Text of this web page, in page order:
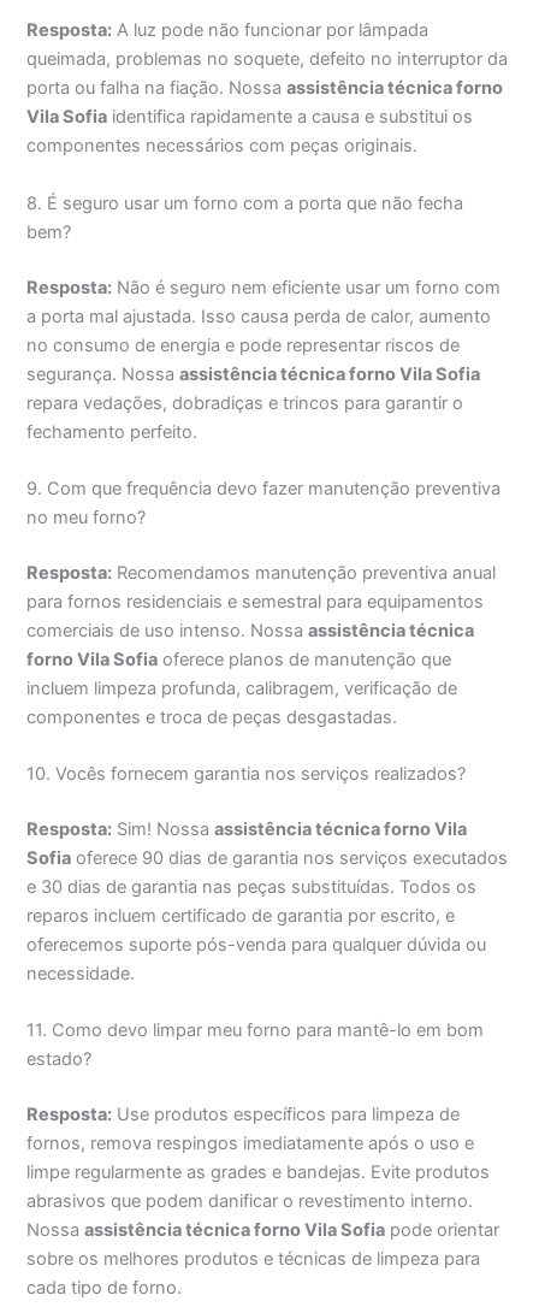
Resposta: A luz pode não funcionar por lâmpada
queimada, problemas no soquete, defeito no interruptor da
porta ou falha na fiação. Nossaassistência técnica forno
Vila Sofia identifica rapidamente a causa e substitui os
componentes necessários com peças originais.
8. É seguro usar um forno com a porta que não fecha
bem?
Resposta: Não é seguro nem eficiente usar um forno com
a porta mal ajustada. Isso causa perda de calor, aumento
no consumo de energia e pode representar riscos de
segurança. Nossaassistência técnica forno Vila Sofia
repara vedações, dobradiças e trincos para garantir o
fechamento perfeito.
9. Com que frequência devo fazer manutenção preventiva
no meu forno?
Resposta: Recomendamos manutenção preventiva anual
para fornos residenciais e semestral para equipamentos
comerciais de uso intenso. Nossaassistência técnica
forno Vila Sofia oferece planos de manutenção que
incluem limpeza profunda, calibragem, verificação de
componentes e troca de peças desgastadas.
10. Vocês fornecem garantia nos serviços realizados?
Resposta: Sim! Nossaassistência técnica forno Vila
Sofia oferece 90 dias de garantia nos serviços executados
e 30 dias de garantia nas peças substituídas. Todos os
reparos incluem certificado de garantia por escrito, e
oferecemos suporte pós-venda para qualquer dúvida ou
necessidade.
11. Como devo limpar meu forno para mantê-lo em bom
estado?
Resposta: Use produtos específicos para limpeza de
fornos, remova respingos imediatamente após o uso e
limpe regularmente as grades e bandejas. Evite produtos
abrasivos que podem danificar o revestimento interno.
Nossaassistência técnica forno Vila Sofia pode orientar
sobre os melhores produtos e técnicas de limpeza para
cada tipo de forno.